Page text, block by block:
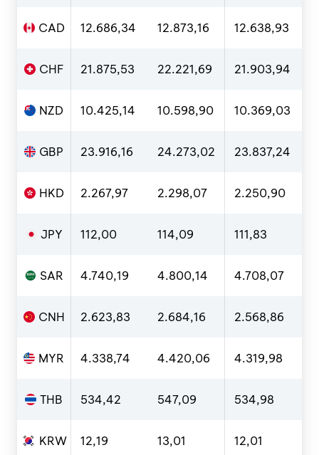
CAD 12.686,34 12.873,16 12.638,93
CHF 21.875,53 22.221,69 21.903,94
NZD 10.425,14 10.598,90 10.369,03
GBP 23.916,16 24.273,02 23.837,24
HKD 2.267,97 2.298,07 2.250,90
JPY 112,00 114,09 111,83
SAR 4.740,19 4.800,14 4.708,07
CNH 2.623,83 2.684,16 2.568,86
MYR 4.338,74 4.420,06 4.319,98
THB 534,42 547,09 534,98
KRW 12,19 13,01 12,01